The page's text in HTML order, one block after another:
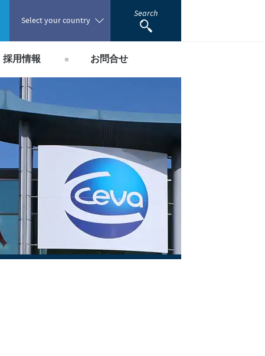
Select your country
Portugal
Romania
Russia
South Africa
Spain
Search
採用情報
国内採用のご案内
お問合せ